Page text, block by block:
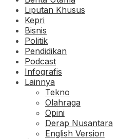
Liputan Khusus
Kepri
Bisnis
Politik
Pendidikan
Podcast
Infografis
Lainnya
Tekno
Olahraga
Opini
Derap Nusantara
English Version